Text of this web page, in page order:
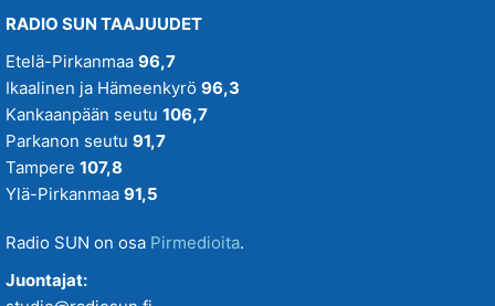
RADIO SUN TAAJUUDET
Etelä-Pirkanmaa 96,7
Ikaalinen ja Hämeenkyrö 96,3
Kankaanpään seutu 106,7
Parkanon seutu 91,7
Tampere 107,8
Ylä-Pirkanmaa 91,5
Radio SUN on osa Pirmedioita.
Juontajat: